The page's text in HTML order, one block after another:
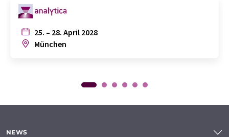
25. – 28. April 2028
München
NEWS